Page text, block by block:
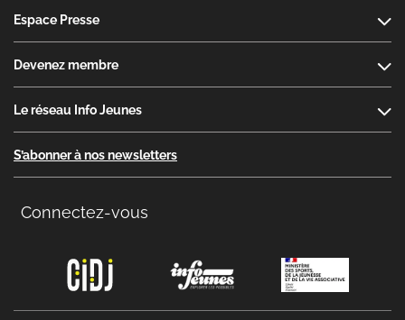
Espace Presse
Devenez membre
Le réseau Info Jeunes
S’abonner à nos newsletters
Connectez-vous